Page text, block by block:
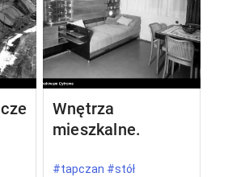
Wnętrza
mieszkalne.
#tapczan #stół